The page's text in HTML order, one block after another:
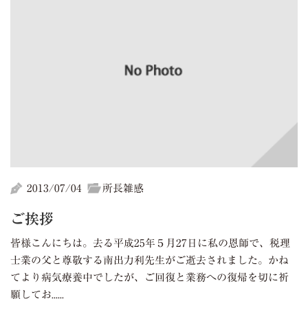
2013/07/04 所長雑感
ご挨拶
皆様こんにちは。去る平成25年５月27日に私の恩師で、税理
士業の父と尊敬する南出力利先生がご逝去されました。かね
てより病気療養中でしたが、ご回復と業務への復帰を切に祈
願してお......